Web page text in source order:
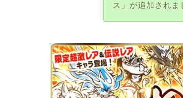
ス」が追加されま